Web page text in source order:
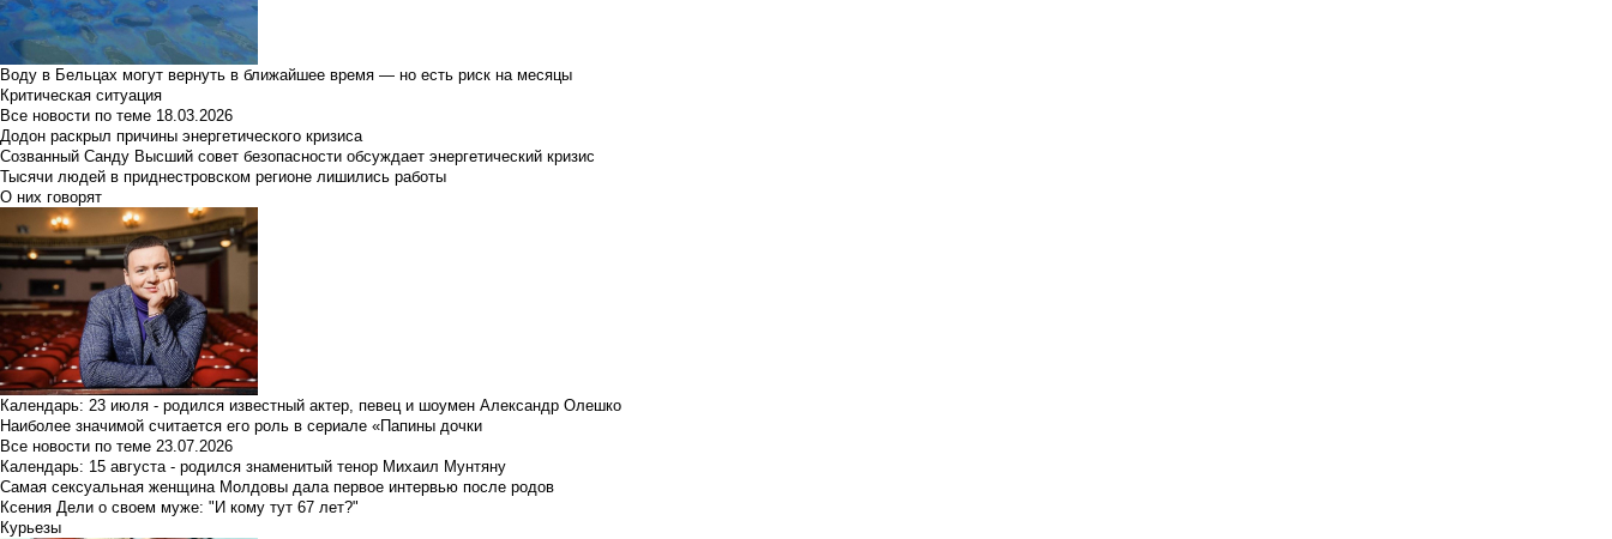
Воду в Бельцах могут вернуть в ближайшее время — но есть риск на месяцы
Критическая ситуация
Все новости по теме 18.03.2026
Додон раскрыл причины энергетического кризиса
Созванный Санду Высший совет безопасности обсуждает энергетический кризис
Тысячи людей в приднестровском регионе лишились работы
О них говорят
Календарь: 23 июля - родился известный актер, певец и шоумен Александр Олешко
Наиболее значимой считается его роль в сериале «Папины дочки
Все новости по теме 23.07.2026
Календарь: 15 августа - родился знаменитый тенор Михаил Мунтяну
Самая сексуальная женщина Молдовы дала первое интервью после родов
Ксения Дели о своем муже: "И кому тут 67 лет?"
Курьезы